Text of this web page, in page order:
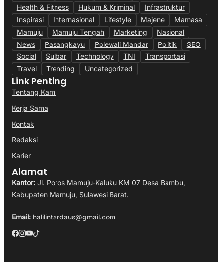
Health & Fitness
Hukum & Kriminal
Infrastruktur
Inspirasi
Internasional Lifestyle Majene
Mamasa
Mamuju
Mamuju Tengah Marketing
Nasional
News
Pasangkayu Polewali Mandar Politik
SEO
Social
Sulbar Technology TNI
Transportasi
Travel
Trending Uncategorized
Link Penting
Tentang Kami
Kerja Sama
Kontak
Redaksi
Karier
Alamat
Kantor: Jl. Poros Mamuju-Kaluku KM 07 Desa Bambu,
Kabupaten Mamuju, Sulawesi Barat.
Email: halilintardaus@gmail.com